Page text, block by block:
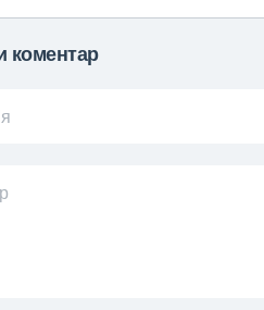
коментар